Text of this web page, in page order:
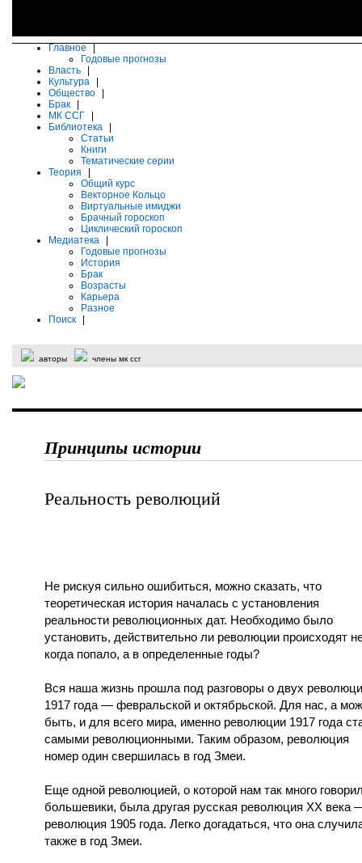
Главное
Годовые прогнозы
Власть
Культура
Общество
Брак
МК ССГ
Библиотека
Статьи
Книги
Тематические серии
Теория
Общий курс
Векторное Кольцо
Виртуальные имиджи
Брачный гороскоп
Циклический гороскоп
Медиатека
Годовые прогнозы
История
Брак
Возрасты
Карьера
Разное
Поиск
авторы члены мк ссг
Принципы истории
Реальность революций
Не рискуя сильно ошибиться, можно сказать, что
теоретическая история началась с установления
реальности революционных дат. Необходимо было
установить, действительно ли революции происходят
когда попало, а в определенные годы?
Вся наша жизнь прошла под разговоры о двух
1917 года — февральской и октябрьской. Для нас, а
быть, и для всего мира, именно революции 1917 года
самыми революционными. Таким образом, революция
номер один свершилась в год Змеи.
Еще одной революцией, о которой нам так много
большевики, была другая русская революция XX века
революция 1905 года. Легко догадаться, что она
также в год Змеи.